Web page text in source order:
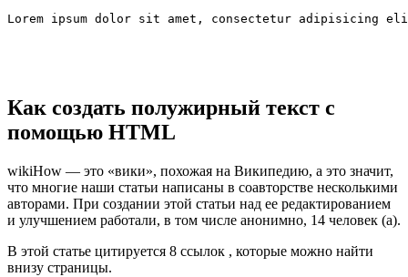
Lorem ipsum dolor sit amet, consectetur adipisicing
Как создать полужирный текст с
помощью HTML
wikiHow — это «вики», похожая на Википедию, а это значит,
что многие наши статьи написаны в соавторстве несколькими
авторами. При создании этой статьи над ее редактированием
и улучшением работали, в том числе анонимно, 14 человек (а).
В этой статье цитируется 8 ссылок , которые можно найти
внизу страницы.